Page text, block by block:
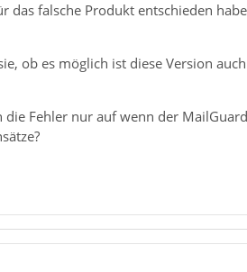
das falsche Produkt entschieden
ob es möglich ist diese Version
Fehler nur auf wenn der